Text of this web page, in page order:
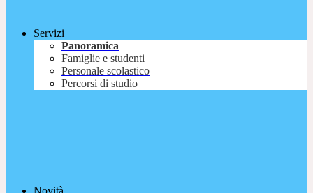
Servizi
Panoramica
Famiglie e studenti
Personale scolastico
Percorsi di studio